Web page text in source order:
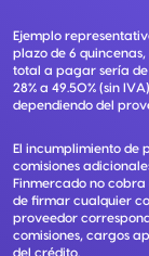
Ejemplo
plazo de 6
total a pagar sería de
28% a 49.50% (sin
dependiendo del
El incumplimiento de
comisiones
Finmercado no
de firmar cualquier
proveedor
comisiones, cargos
del crédito.